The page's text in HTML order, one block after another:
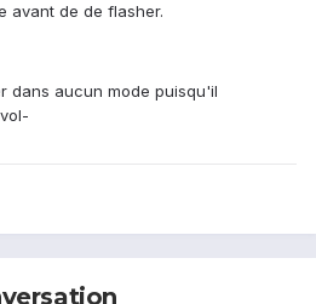
avant de de flasher.
dans aucun mode puisqu'il